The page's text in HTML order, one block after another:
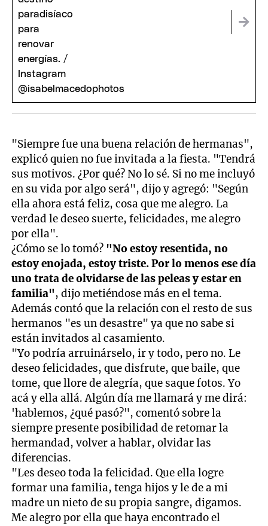
"Siempre fue una buena relación de hermanas",
explicó quien no fue invitada a la fiesta. "Tendrá
sus motivos. ¿Por qué? No lo sé. Si no me incluyó
en su vida por algo será", dijo y agregó: "Según
ella ahora está feliz, cosa que me alegro. La
verdad le deseo suerte, felicidades, me alegro
por ella".
¿Cómo se lo tomó? "No estoy resentida, no
estoy enojada, estoy triste. Por lo menos ese día
uno trata de olvidarse de las peleas y estar en
familia", dijo metiéndose más en el tema.
Además contó que la relación con el resto de sus
hermanos "es un desastre" ya que no sabe si
están invitados al casamiento.
"Yo podría arruinárselo, ir y todo, pero no. Le
deseo felicidades, que disfrute, que baile, que
tome, que llore de alegría, que saque fotos. Yo
acá y ella allá. Algún día me llamará y me dirá:
'hablemos, ¿qué pasó?", comentó sobre la
siempre presente posibilidad de retomar la
hermandad, volver a hablar, olvidar las
diferencias.
"Les deseo toda la felicidad. Que ella logre
formar una familia, tenga hijos y le de a mi
madre un nieto de su propia sangre, digamos.
Me alegro por ella que haya encontrado el